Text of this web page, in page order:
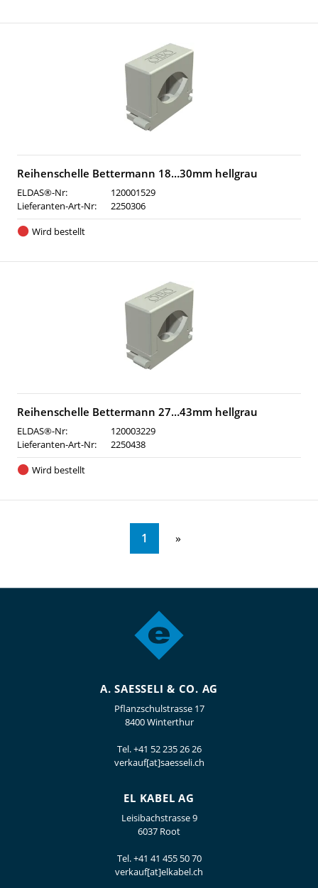
Reihenschelle Bettermann 18…30mm hellgrau
ELDAS®-Nr:
120001529
Lieferanten-Art-Nr:
2250306
Wird bestellt
Reihenschelle Bettermann 27…43mm hellgrau
ELDAS®-Nr:
120003229
Lieferanten-Art-Nr:
2250438
Wird bestellt
1
A. SAESSELI & CO. AG
Pflanzschulstrasse 17
8400 Winterthur
Tel.+41 52 235 26 26
verkauf[at]saesseli.ch
EL KABEL AG
Leisibachstrasse 9
6037 Root
Tel.+41 41 455 50 70
verkauf[at]elkabel.ch